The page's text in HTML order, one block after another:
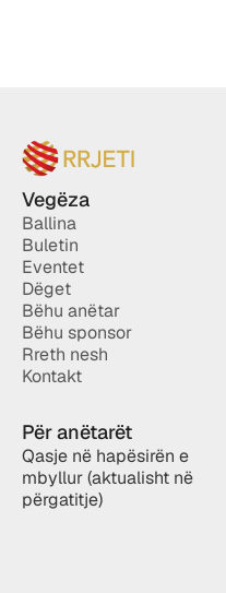
Vegëza
Ballina
Buletin
Eventet
Dëget
Bëhu anëtar
Bëhu sponsor
Rreth nesh
Kontakt
Për anëtarët
Qasje në hapësirën e
mbyllur (aktualisht në
përgatitje)